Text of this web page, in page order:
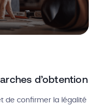
d’obtention
de confirmer la légalité